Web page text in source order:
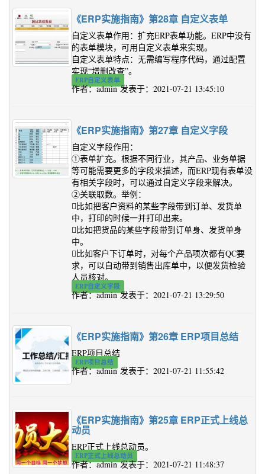
《ERP实施指南》第28章 自定义表单
自定义表单作用：扩充ERP表单功能。ERP中没有
的表单模块，可用自定义表单来实现。
自定义表单特点：无需编写程序代码，通过配置
实现“增删改查”。
ERP自定义表单
作者：admin 发表于：2021-07-21 13:45:10
《ERP实施指南》第27章 自定义字段
自定义字段作用：
①表单扩充。根据不同行业，其产品、业务单据
等可能需要更多的字段来描述，而ERP现有表单没
有相关字段时，可以通过自定义字段来解决。
②关联取数。举例：
比如把客户资料的某些字段带到订单、发货单
中，打印的时候一并打印出来。
比如把货品的某些字段带到订单身、发货单身
中。
比如客户下订单时，对每个产品项次都有QC要
求，可以自动带到销售出库单中，以便发货检验
人员核对。
ERP自定义字段
作者：admin 发表于：2021-07-21 13:29:50
《ERP实施指南》第26章 ERP项目总结
ERP项目总结
ERP项目总结
作者：admin 发表于：2021-07-21 11:55:42
《ERP实施指南》第25章 ERP正式上线总
动员
ERP正式上线总动员。
ERP正式上线总动员
作者：admin 发表于：2021-07-21 11:48:37